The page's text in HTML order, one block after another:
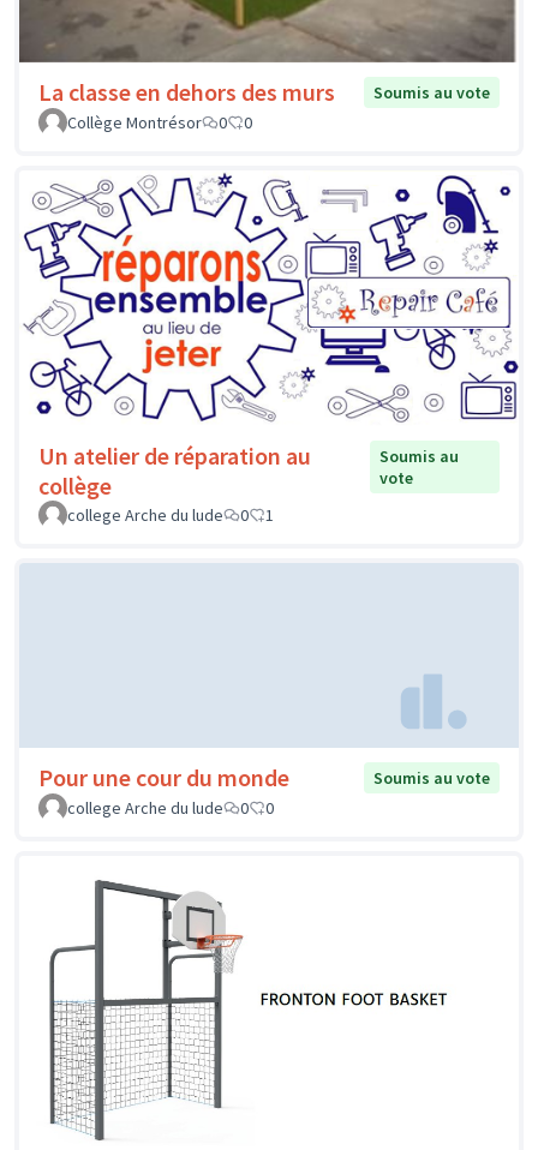
La classe en dehors des murs
Soumis au vote
Collège Montrésor
0 0
Un atelier de réparation au
collège
Soumis au
vote
college Arche du lude
0 1
Pour une cour du monde
Soumis au vote
college Arche du lude
0 0